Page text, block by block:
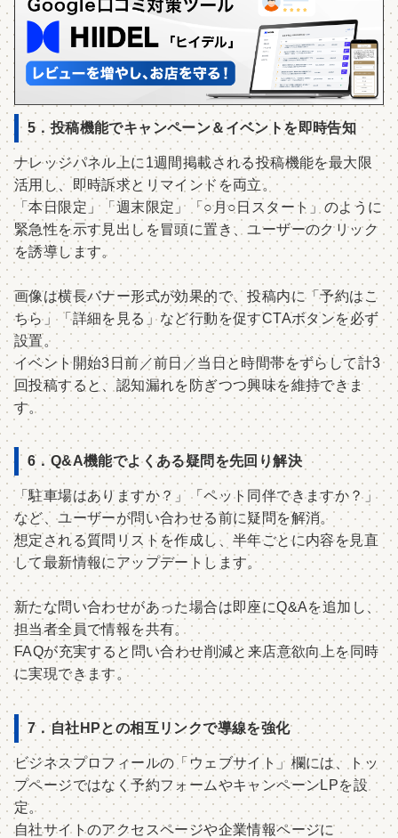
5．投稿機能でキャンペーン＆イベントを即時告知
ナレッジパネル上に1週間掲載される投稿機能を最大限
活用し、即時訴求とリマインドを両立。
「本日限定」「週末限定」「○月○日スタート」のように
緊急性を示す見出しを冒頭に置き、ユーザーのクリック
を誘導します。
画像は横長バナー形式が効果的で、投稿内に「予約はこ
ちら」「詳細を見る」など行動を促すCTAボタンを必ず
設置。
イベント開始3日前／前日／当日と時間帯をずらして計3
回投稿すると、認知漏れを防ぎつつ興味を維持できま
す。
6．Q&A機能でよくある疑問を先回り解決
「駐車場はありますか？」「ペット同伴できますか？」
など、ユーザーが問い合わせる前に疑問を解消。
想定される質問リストを作成し、半年ごとに内容を見直
して最新情報にアップデートします。
新たな問い合わせがあった場合は即座にQ&Aを追加し、
担当者全員で情報を共有。
FAQが充実すると問い合わせ削減と来店意欲向上を同時
に実現できます。
7．自社HPとの相互リンクで導線を強化
ビジネスプロフィールの「ウェブサイト」欄には、トッ
プページではなく予約フォームやキャンペーンLPを設
定。
自社サイトのアクセスページや企業情報ページに